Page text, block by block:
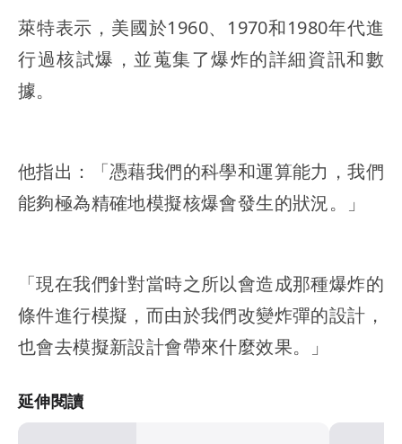
萊特表示，美國於1960、1970和1980年代進
行過核試爆，並蒐集了爆炸的詳細資訊和數
據。
他指出：「憑藉我們的科學和運算能力，我們
能夠極為精確地模擬核爆會發生的狀況。」
「現在我們針對當時之所以會造成那種爆炸的
條件進行模擬，而由於我們改變炸彈的設計，
也會去模擬新設計會帶來什麼效果。」
延伸閱讀